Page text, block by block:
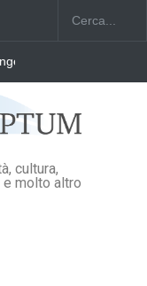
Alliance ofAmerica
cultura,
molto altro